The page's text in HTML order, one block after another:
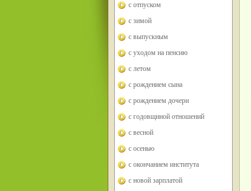
с отпуском
с зимой
с выпускным
с уходом на пенсию
с летом
с рождением сына
с рождением дочери
с годовщиной отношений
с весной
с осенью
с окончанием института
с новой зарплатой